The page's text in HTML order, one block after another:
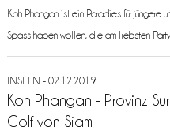
Koh Phangan ist ein Paradies für
Spass haben wollen, die am liebsten
INSELN - 02.12.2019
Koh Phangan - Provinz
Golf von Siam